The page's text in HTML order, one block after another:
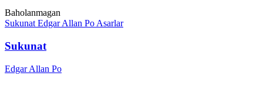
Baholanmagan
Sukunat Edgar Allan Po Asarlar
Sukunat
Edgar Allan Po